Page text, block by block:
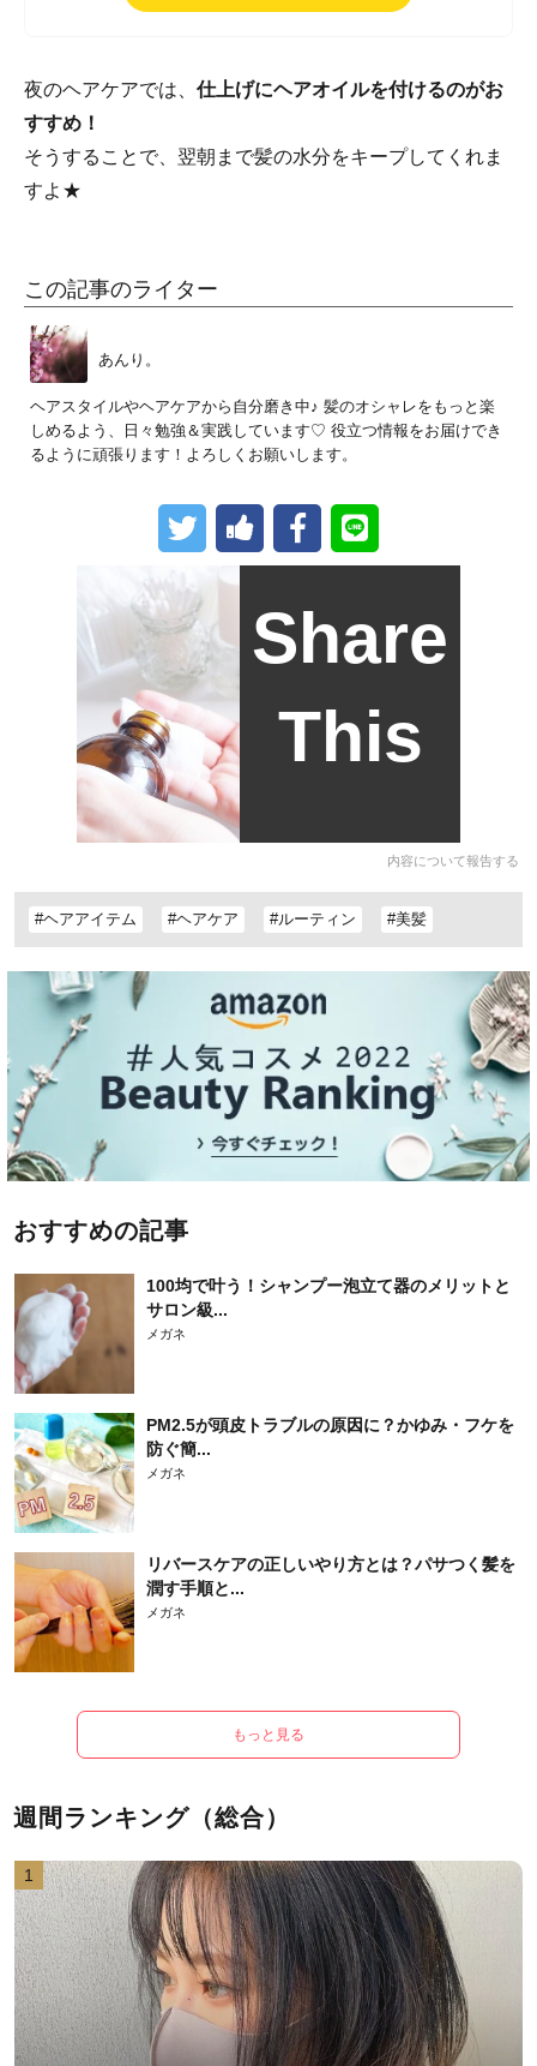
夜のヘアケアでは、 仕上げにヘアオイルを付けるのがお
すすめ！
そうすることで、翌朝まで髪の水分をキープしてくれま
すよ★
この記事のライター
あんり。
ヘアスタイルやヘアケアから自分磨き中♪ 髪のオシャレをもっと楽
しめるよう、日々勉強＆実践しています♡ 役立つ情報をお届けでき
るように頑張ります！よろしくお願いします。
Share
This
内容について報告する
#ヘアアイテム #ヘアケア #ルーティン #美髪
おすすめの記事
100均で叶う！シャンプー泡立て器のメリットと
サロン級...
メガネ
PM2.5が頭皮トラブルの原因に？かゆみ・フケを
防ぐ簡...
メガネ
リバースケアの正しいやり方とは？パサつく髪を
潤す手順と...
メガネ
もっと見る
週間ランキング（総合）
1